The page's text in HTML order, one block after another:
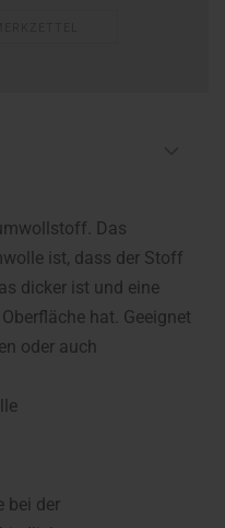
Das
ist, dass der Stoff
dicker ist und eine
hat. Geeignet
oder auch
bei der